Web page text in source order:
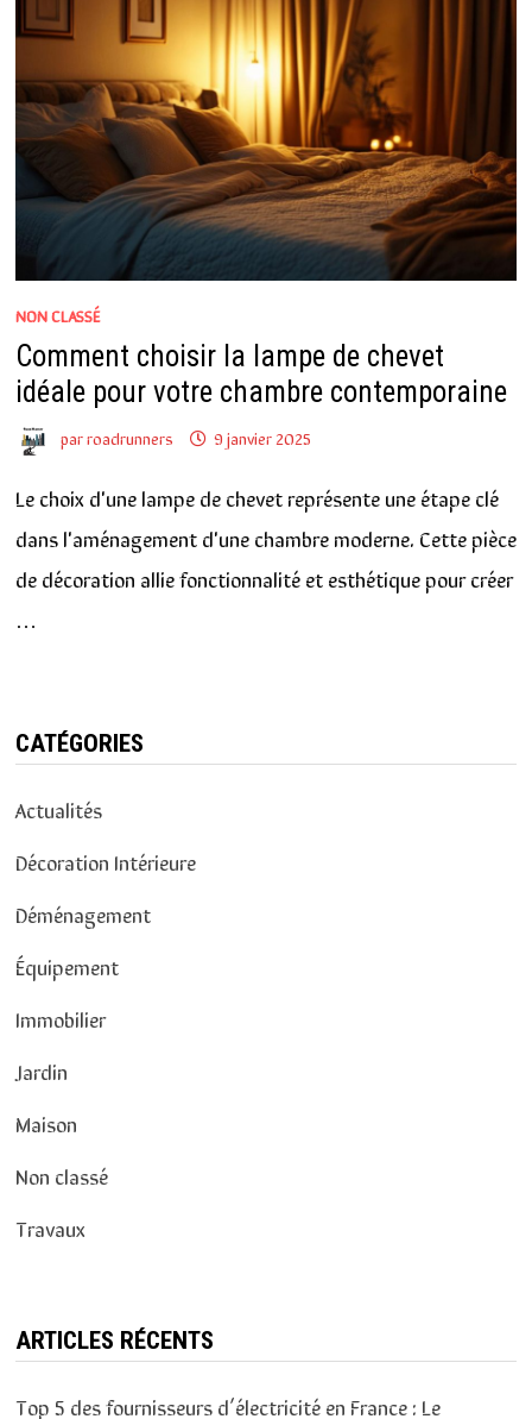
NON CLASSÉ
Comment choisir la lampe de chevet
idéale pour votre chambre contemporaine
parroadrunners 9 janvier 2025
Le choix d'une lampe de chevet représente une étape clé
dans l'aménagement d'une chambre moderne. Cette pièce
de décoration allie fonctionnalité et esthétique pour créer
…
CATÉGORIES
Actualités
Décoration Intérieure
Déménagement
Équipement
Immobilier
Jardin
Maison
Non classé
Travaux
ARTICLES RÉCENTS
Top 5 des fournisseurs d’électricité en France : Le